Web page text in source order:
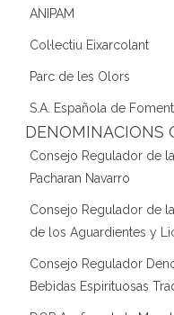
ANIPAM
Col·lectiu Eixarcolant
Parc de les Olors
S.A. Española de
DENOMINACIONS
Consejo Regulador de
Pacharan Navarro
Consejo Regulador de
de los Aguardientes y
Consejo Regulador
Bebidas Espirituosas